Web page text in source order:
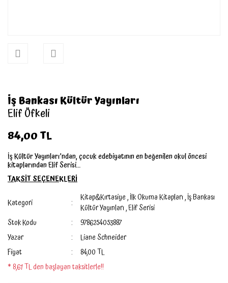
İş Bankası Kültür Yayınları
Elif Öfkeli
84,00 TL
İş Kültür Yayınları’ndan, çocuk edebiyatının en beğenilen okul öncesi
kitaplarından Elif Serisi...
TAKSİT SEÇENEKLERİ
Kategori Kitap&Kırtasiye,İlk Okuma Kitapları,İş Bankası
Kültür Yayınları,Elif Serisi
Stok Kodu
9786254053887
Yazar
Liane Schneider
Fiyat
84,00 TL
* 8,61 TL den başlayan taksitlerle!!